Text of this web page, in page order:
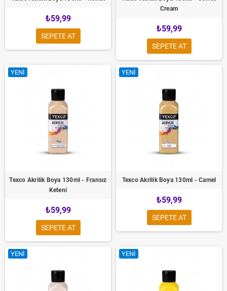
₺59,99
SEPETE AT
Cream
₺59,99
SEPETE AT
YENI
Texco Akrilik Boya 130ml - Fransız
Keteni
₺59,99
SEPETE AT
YENI
Texco Akrilik Boya 130ml - Camel
₺59,99
SEPETE AT
YENI YENI